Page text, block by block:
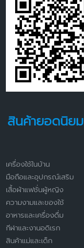
สินค้ายอดนิยม
เครื่องใช้ในบ้าน
มือถือและอุปกรณ์เสริม
เสื้อผ้าแฟชั่นผู้หญิง
ความงามและของใช้
อาหารและเครื่องดื่ม
กีฬาและงานอดิเรก
สินค้าแม่และเด็ก